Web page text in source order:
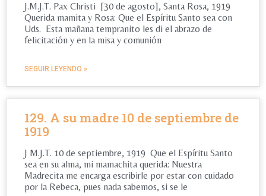
J.M.J.T. Pax Christi [30 de agosto], Santa Rosa, 1919
Querida mamita y Rosa: Que el Espíritu Santo sea con
Uds. Esta mañana tempranito les di el abrazo de
felicitación y en la misa y comunión
SEGUIR LEYENDO »
129. A su madre 10 de septiembre de
1919
J M.J.T. 10 de septiembre, 1919 Que el Espíritu Santo
sea en su alma, mi mamachita querida: Nuestra
Madrecita me encarga escribirle por estar con cuidado
por la Rebeca, pues nada sabemos, si se le